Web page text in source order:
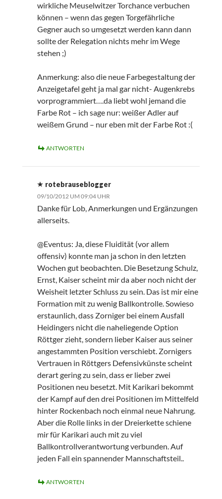
wirkliche Meuselwitzer Torchance verbuchen
können – wenn das gegen Torgefährliche
Gegner auch so umgesetzt werden kann dann
sollte der Relegation nichts mehr im Wege
stehen ;)
Anmerkung: also die neue Farbegestaltung der
Anzeigetafel geht ja mal gar nicht- Augenkrebs
vorprogrammiert….da liebt wohl jemand die
Farbe Rot – ich sage nur: weißer Adler auf
weißem Grund – nur eben mit der Farbe Rot :(
ANTWORTEN
rotebrauseblogger
09/10/2012 UM 09:04 UHR
Danke für Lob, Anmerkungen und Ergänzungen
allerseits.
@Eventus: Ja, diese Fluidität (vor allem
offensiv) konnte man ja schon in den letzten
Wochen gut beobachten. Die Besetzung Schulz,
Ernst, Kaiser scheint mir da aber noch nicht der
Weisheit letzter Schluss zu sein. Das ist mir eine
Formation mit zu wenig Ballkontrolle. Sowieso
erstaunlich, dass Zorniger bei einem Ausfall
Heidingers nicht die naheliegende Option
Röttger zieht, sondern lieber Kaiser aus seiner
angestammten Position verschiebt. Zornigers
Vertrauen in Röttgers Defensivkünste scheint
derart gering zu sein, dass er lieber zwei
Positionen neu besetzt. Mit Karikari bekommt
der Kampf auf den drei Positionen im Mittelfeld
hinter Rockenbach noch einmal neue Nahrung.
Aber die Rolle links in der Dreierkette schiene
mir für Karikari auch mit zu viel
Ballkontrollverantwortung verbunden. Auf
jeden Fall ein spannender Mannschaftsteil..
ANTWORTEN